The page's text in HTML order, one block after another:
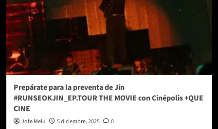
Prepárate para la preventa de Jin
#RUNSEOKJIN_EP.TOUR THE MOVIE con Cinépolis +QUE
CINE
Jofe Melu 5 diciembre, 2025
0